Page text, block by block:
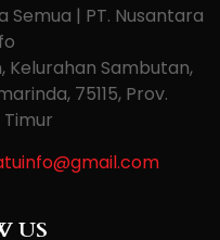
Semua | PT. Nusantara
Kelurahan Sambutan,
75115, Prov.
US